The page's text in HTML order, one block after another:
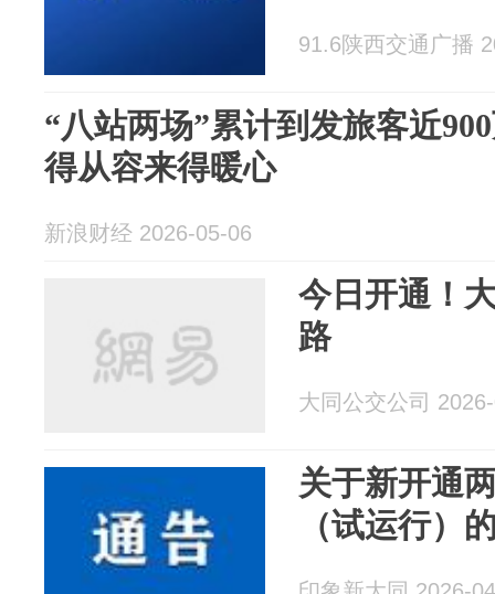
91.6陕西交通广播
“八站两场”累计到发旅客近
得从容来得暖心
新浪财经 2026-05-06
今日开通！
路
大同公交公司
关于新开通
（试运行）